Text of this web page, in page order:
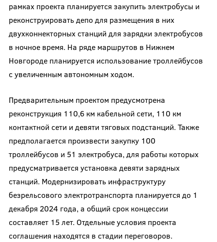
рамках проекта планируется закупить электробусы и
реконструировать депо для размещения в них
двухконнекторных станций для зарядки электробусов
в ночное время. На ряде маршрутов в Нижнем
Новгороде планируется использование троллейбусов
с увеличенным автономным ходом.
Предварительным проектом предусмотрена
реконструкция 110,6 км кабельной сети, 110 км
контактной сети и девяти тяговых подстанций. Также
предполагается произвести закупку 100
троллейбусов и 51 электробуса, для работы которых
предусматривается установка девяти зарядных
станций. Модернизировать инфраструктуру
безрельсового электротранспорта планируется до 1
декабря 2024 года, а общий срок концессии
составляет 15 лет. Отдельные условия проекта
соглашения находятся в стадии переговоров.